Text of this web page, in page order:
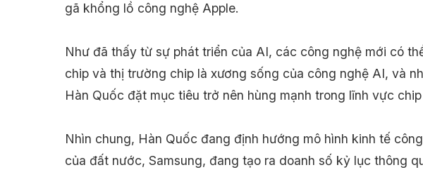
gã khổng lồ công nghệ Apple.
Như đã thấy từ sự phát triển của AI, các công nghệ mới có
chip và thị trường chip là xương sống của công nghệ AI, và
Hàn Quốc đặt mục tiêu trở nên hùng mạnh trong lĩnh vực
Nhìn chung, Hàn Quốc đang định hướng mô hình kinh tế
của đất nước, Samsung, đang tạo ra doanh số kỷ lục thông